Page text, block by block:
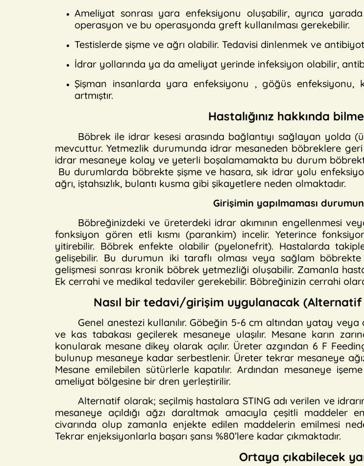
Ameliyat sonrası yara enfeksiyonu oluşabilir, ayrıca
operasyon ve bu operasyonda greft kullanılması gerekebilir.
Testislerde şişme ve ağrı olabilir. Tedavisi dinlenmek ve
İdrar yollarında ya da ameliyat yerinde infeksiyon olabilir,
Şişman insanlarda yara enfeksiyonu , göğüs
artmıştır.
Hastalığınız hakkında
Böbrek ile idrar kesesi arasında bağlantıyı sağlayan yolda
mevcuttur. Yetmezlik durumunda idrar mesaneden böbreklere
idrar mesaneye kolay ve yeterli boşalamamakta bu durum
Bu durumlarda böbrekte şişme ve hasara, sık idrar yolu
ağrı, iştahsızlık, bulantı kusma gibi şikayetlere neden olmaktadır.
Girişimin yapılmaması
Böbreğinizdeki ve üreterdeki idrar akımının engellenmesi
fonksiyon gören etli kısmı (parankim) incelir. Yeterince
yitirebilir. Böbrek enfekte olabilir (pyelonefrit). Hastalarda
gelişebilir. Bu durumun iki taraflı olması veya sağlam
gelişmesi sonrası kronik böbrek yetmezliği oluşabilir. Zamanla
Ek cerrahi ve medikal tedaviler gerekebilir. Böbreğinizin cerrahi
Nasıl bir tedavi/girişim uygulanacak
Genel anestezi kullanılır. Göbeğin 5-6 cm altından yatay
ve kas tabakası geçilerek mesaneye ulaşılır. Mesane karın
konularak mesane dikey olarak açılır. Üreter azgından 6 F
bulunup mesaneye kadar serbestlenir. Üreter tekrar mesaneye
Mesane emilebilen sütürlerle kapatılır. Ardından mesaneye
ameliyat bölgesine bir dren yerleştirilir.
Alternatif olarak; seçilmiş hastalara STING adı verilen ve
mesaneye açıldığı ağzı daraltmak amacıyla çeşitli maddeler
civarında olup zamanla enjekte edilen maddelerin emilmesi
Tekrar enjeksiyonlarla başarı şansı %80’lere kadar çıkmaktadır.
Ortaya çıkabilecek